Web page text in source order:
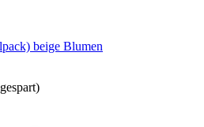
beige Blumen